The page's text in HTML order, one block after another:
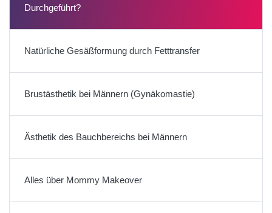
Durchgeführt?
Natürliche Gesäßformung durch Fetttransfer
Brustästhetik bei Männern (Gynäkomastie)
Ästhetik des Bauchbereichs bei Männern
Alles über Mommy Makeover